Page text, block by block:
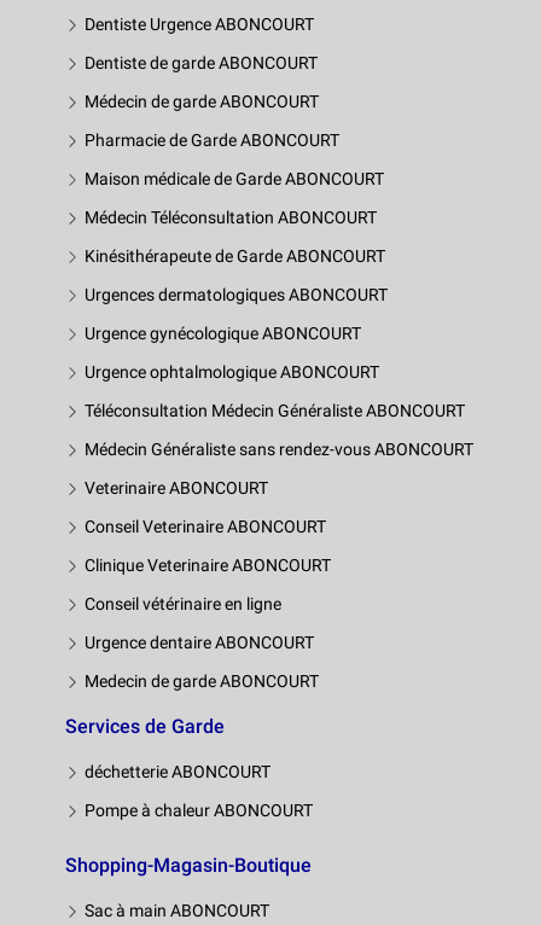
Dentiste Urgence ABONCOURT
Dentiste de garde ABONCOURT
Médecin de garde ABONCOURT
Pharmacie de Garde ABONCOURT
Maison médicale de Garde ABONCOURT
Médecin Téléconsultation ABONCOURT
Kinésithérapeute de Garde ABONCOURT
Urgences dermatologiques ABONCOURT
Urgence gynécologique ABONCOURT
Urgence ophtalmologique ABONCOURT
Téléconsultation Médecin Généraliste ABONCOURT
Médecin Généraliste sans rendez-vous ABONCOURT
Veterinaire ABONCOURT
Conseil Veterinaire ABONCOURT
Clinique Veterinaire ABONCOURT
Conseil vétérinaire en ligne
Urgence dentaire ABONCOURT
Medecin de garde ABONCOURT
Services de Garde
déchetterie ABONCOURT
Pompe à chaleur ABONCOURT
Shopping-Magasin-Boutique
Sac à main ABONCOURT